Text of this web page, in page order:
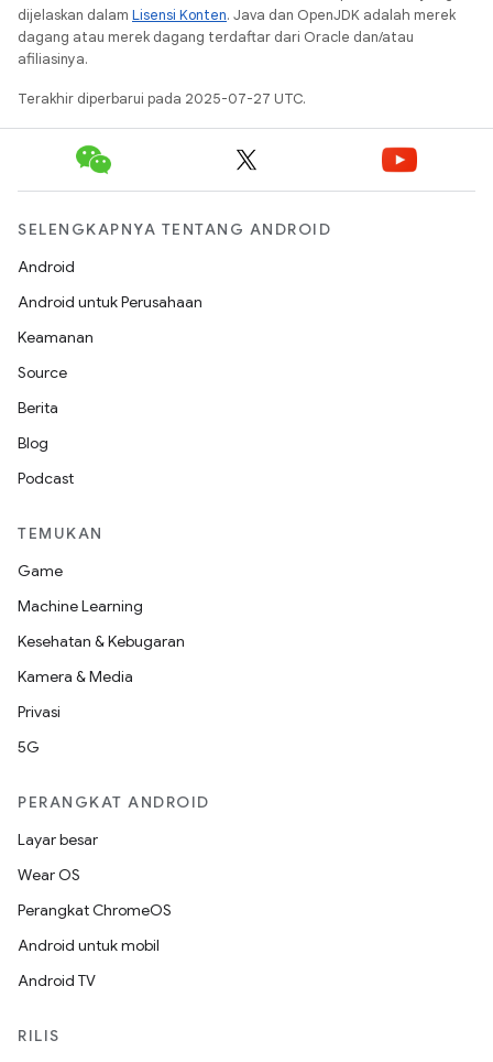
dijelaskan dalam Lisensi Konten. Java dan OpenJDK adalah merek
dagang atau merek dagang terdaftar dari Oracle dan/atau
afiliasinya.
Terakhir diperbarui pada 2025-07-27 UTC.
SELENGKAPNYA TENTANG ANDROID
Android
Android untuk Perusahaan
Keamanan
Source
Berita
Blog
Podcast
TEMUKAN
Game
Machine Learning
Kesehatan & Kebugaran
Kamera & Media
Privasi
5G
PERANGKAT ANDROID
Layar besar
Wear OS
Perangkat ChromeOS
Android untuk mobil
Android TV
RILIS